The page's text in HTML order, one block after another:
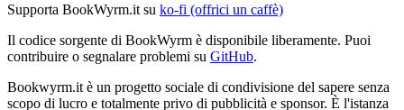
Supporta BookWyrm.it su ko-fi (offrici un caffè)
Il codice sorgente di BookWyrm è disponibile liberamente. Puoi
contribuire o segnalare problemi su GitHub.
Bookwyrm.it è un progetto sociale di condivisione del sapere senza
scopo di lucro e totalmente privo di pubblicità e sponsor. È l'istanza